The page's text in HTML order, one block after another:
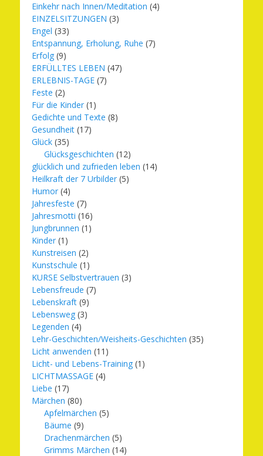
Einkehr nach Innen/Meditation (4)
EINZELSITZUNGEN (3)
Engel (33)
Entspannung, Erholung, Ruhe (7)
Erfolg (9)
ERFÜLLTES LEBEN (47)
ERLEBNIS-TAGE (7)
Feste (2)
Für die Kinder (1)
Gedichte und Texte (8)
Gesundheit (17)
Glück (35)
Glücksgeschichten (12)
glücklich und zufrieden leben (14)
Heilkraft der 7 Urbilder (5)
Humor (4)
Jahresfeste (7)
Jahresmotti (16)
Jungbrunnen (1)
Kinder (1)
Kunstreisen (2)
Kunstschule (1)
KURSE Selbstvertrauen (3)
Lebensfreude (7)
Lebenskraft (9)
Lebensweg (3)
Legenden (4)
Lehr-Geschichten/Weisheits-Geschichten (35)
Licht anwenden (11)
Licht- und Lebens-Training (1)
LICHTMASSAGE (4)
Liebe (17)
Märchen (80)
Apfelmärchen (5)
Bäume (9)
Drachenmärchen (5)
Grimms Märchen (14)